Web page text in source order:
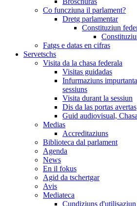
Co funcziuna il parlament?
Dretg parlamentar
Constituziun
Fatgs e datas en cifras
Servetschs
Visita da la chasa federala
Visitas guidadas
Infurmaziuns
sessiuns
Visita durant la sessiun
Dis da las portas avertas
Guid audiovisual,
Medias
Accreditaziuns
Biblioteca dal parlament
Agenda
News
En il fokus
Agid da tschertgar
Avis
Mediateca
Cundiziuns d'utilisaziun